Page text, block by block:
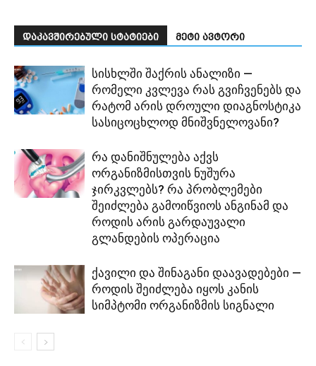
დაკავშირებული სტატიები მეტი ავტორი
სისხლში შაქრის ანალიზი —
რომელი კვლევა რას გვიჩვენებს და
რატომ არის დროული დიაგნოსტიკა
სასიცოცხლოდ მნიშვნელოვანი?
რა დანიშნულება აქვს
ორგანიზმისთვის ნუშურა
ჯირკვლებს? რა პრობლემები
შეიძლება გამოიწვიოს ანგინამ და
როდის არის გარდაუვალი
გლანდების ოპერაცია
ქავილი და შინაგანი დაავადებები —
როდის შეიძლება იყოს კანის
სიმპტომი ორგანიზმის სიგნალი